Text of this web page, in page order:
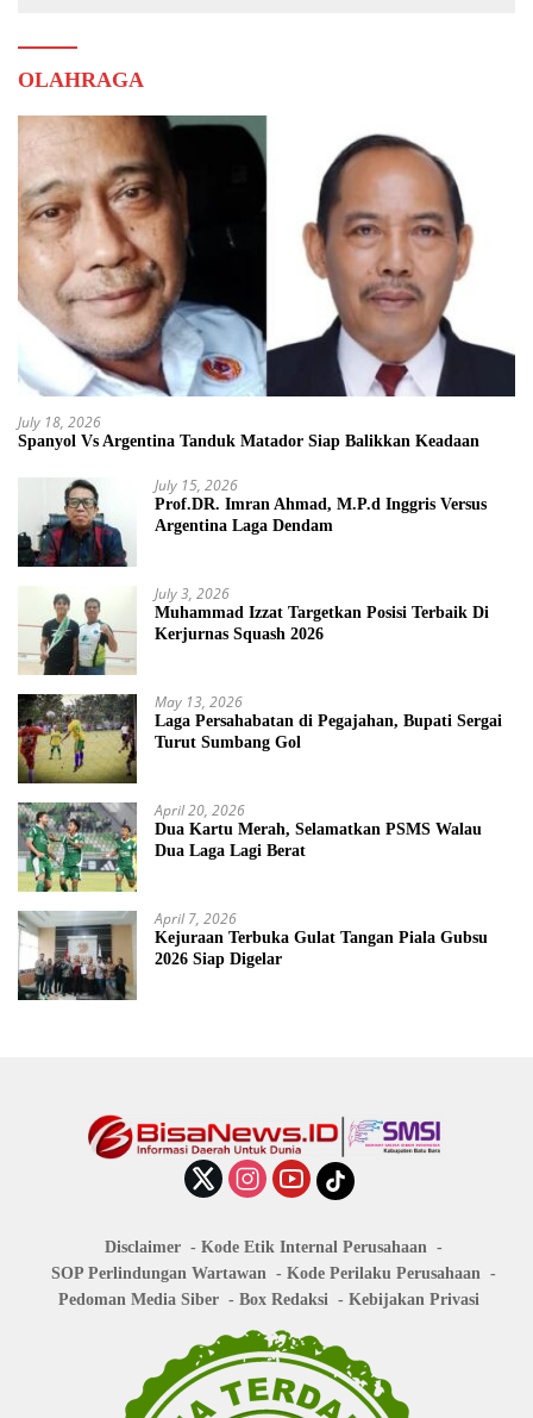
OLAHRAGA
July 18, 2026
Spanyol Vs Argentina Tanduk Matador Siap Balikkan Keadaan
July 15, 2026
Prof.DR. Imran Ahmad, M.P.d Inggris Versus
Argentina Laga Dendam
July 3, 2026
Muhammad Izzat Targetkan Posisi Terbaik Di
Kerjurnas Squash 2026
May 13, 2026
Laga Persahabatan di Pegajahan, Bupati Sergai
Turut Sumbang Gol
April 20, 2026
Dua Kartu Merah, Selamatkan PSMS Walau
Dua Laga Lagi Berat
April 7, 2026
Kejuraan Terbuka Gulat Tangan Piala Gubsu
2026 Siap Digelar
Disclaimer
Kode Etik Internal Perusahaan
SOP Perlindungan Wartawan
Kode Perilaku Perusahaan
Pedoman Media Siber
Box Redaksi Kebijakan Privasi